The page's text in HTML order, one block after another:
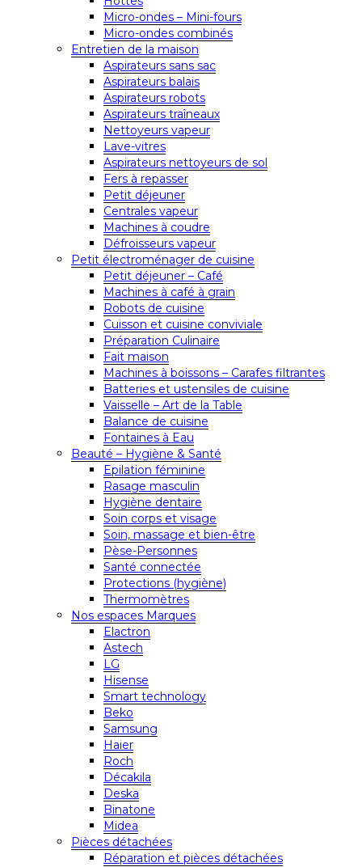
Micro-ondes – Mini-fours
Micro-ondes combinés
Entretien de la maison
Aspirateurs sans sac
Aspirateurs balais
Aspirateurs robots
Aspirateurs traîneaux
Nettoyeurs vapeur
Lave-vitres
Aspirateurs nettoyeurs de sol
Fers à repasser
Petit déjeuner
Centrales vapeur
Machines à coudre
Défroisseurs vapeur
Petit électroménager de cuisine
Petit déjeuner – Café
Machines à café à grain
Robots de cuisine
Cuisson et cuisine conviviale
Préparation Culinaire
Fait maison
Machines à boissons – Carafes filtrantes
Batteries et ustensiles de cuisine
Vaisselle – Art de la Table
Balance de cuisine
Fontaines à Eau
Beauté – Hygiène & Santé
Epilation féminine
Rasage masculin
Hygiène dentaire
Soin corps et visage
Soin, massage et bien-être
Pèse-Personnes
Santé connectée
Protections (hygiène)
Thermomètres
Nos espaces Marques
Elactron
Astech
LG
Hisense
Smart technology
Beko
Samsung
Haier
Roch
Décakila
Deska
Binatone
Midea
Pièces détachées
Réparation et pièces détachées